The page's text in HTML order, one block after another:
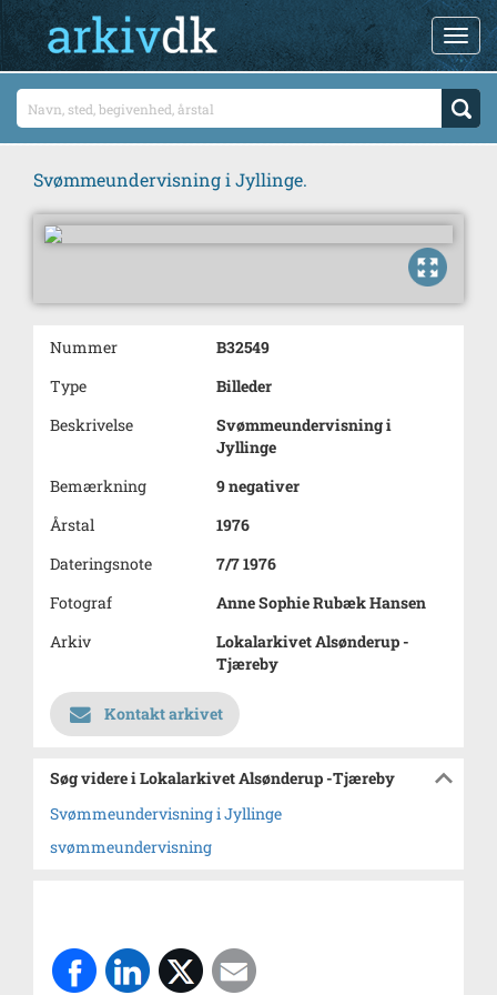
Svømmeundervisning i Jyllinge.
Nummer
B32549
Type
Billeder
Beskrivelse
Svømmeundervisning i
Jyllinge
Bemærkning
9 negativer
Årstal
1976
Dateringsnote
7/7 1976
Fotograf
Anne Sophie Rubæk Hansen
Arkiv
Lokalarkivet Alsønderup -
Tjæreby
Kontakt arkivet
Søg videre i Lokalarkivet Alsønderup -Tjæreby
Svømmeundervisning i Jyllinge
svømmeundervisning